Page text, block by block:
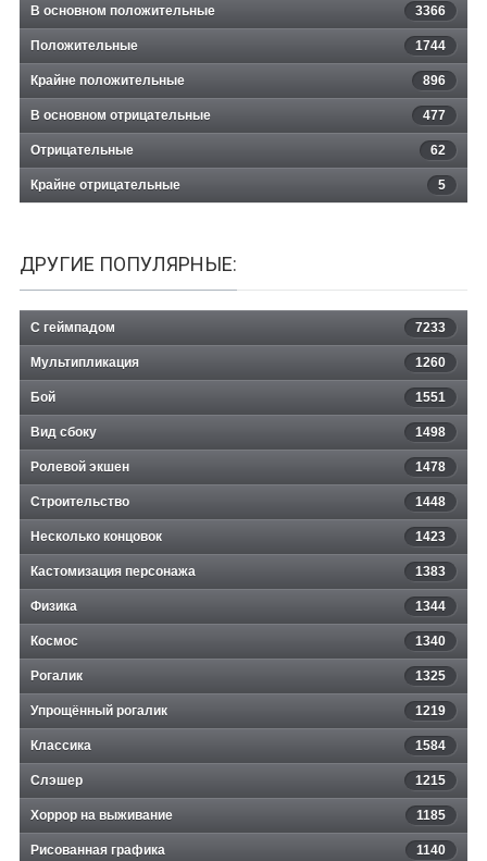
В основном положительные 3366
Положительные 1744
Крайне положительные 896
В основном отрицательные 477
Отрицательные 62
Крайне отрицательные 5
ДРУГИЕ ПОПУЛЯРНЫЕ:
С геймпадом 7233
Мультипликация 1260
Бой 1551
Вид сбоку 1498
Ролевой экшен 1478
Строительство 1448
Несколько концовок 1423
Кастомизация персонажа 1383
Физика 1344
Космос 1340
Рогалик 1325
Упрощённый рогалик 1219
Классика 1584
Слэшер 1215
Хоррор на выживание 1185
Рисованная графика 1140